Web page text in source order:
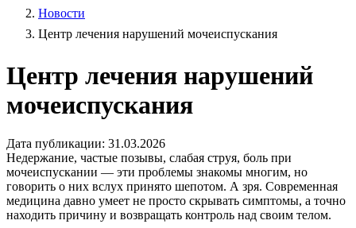
Новости
Центр лечения нарушений мочеиспускания
Центр лечения нарушений
мочеиспускания
Дата публикации: 31.03.2026
Недержание, частые позывы, слабая струя, боль при
мочеиспускании — эти проблемы знакомы многим, но
говорить о них вслух принято шепотом. А зря. Современная
медицина давно умеет не просто скрывать симптомы, а точно
находить причину и возвращать контроль над своим телом.